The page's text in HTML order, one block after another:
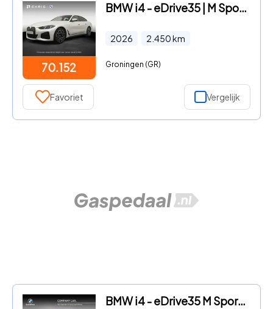
70.152
BMW i4 - eDrive35 | M Sport Edition | SoH 100% | M Sportpakket | Inno
2026 2.450km
Groningen (GR)
Favoriet Vergelijk
BMW i4 - eDrive35 M Sport Edition 70 kWh M-Sport Pro